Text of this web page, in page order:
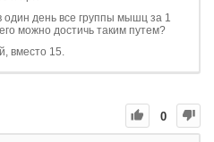
один день все группы мышц за 1
можно достичь таким путем?
вместо 15.
0